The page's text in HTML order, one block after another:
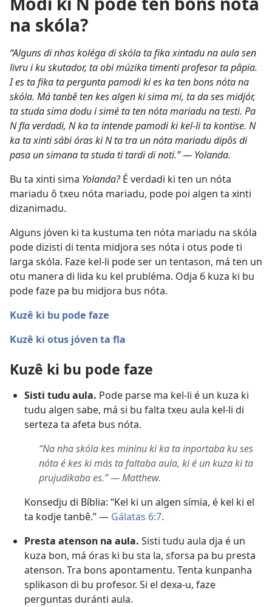
na skóla?
“Alguns di nhas koléga di skóla ta fika xintadu na aula sen
livru i ku skutador, ta obi múzika timenti profesor ta pâpia.
I es ta fika ta pergunta pamodi ki es ka ten bons nóta na
skóla. Má tanbê ten kes algen ki sima mi, ta da ses midjór,
ta studa sima dodu i simé ta ten nóta mariadu na testi. Pa
N fla verdadi, N ka ta intende pamodi ki kel-li ta kontise. N
ka ta xinti sábi óras ki N ta tra un nóta mariadu dipôs di
pasa un simana ta studa ti tardi di noti.” — Yolanda.
Bu ta xinti sima Yolanda?É verdadi ki ten un nóta
mariadu ô txeu nóta mariadu, pode poi algen ta xinti
dizanimadu.
Alguns jóven ki ta kustuma ten nóta mariadu na skóla
pode dizisti di tenta midjora ses nóta i otus pode ti
larga skóla. Faze kel-li pode ser un tentason, má ten un
otu manera di lida ku kel prubléma. Odja 6 kuza ki bu
pode faze pa bu midjora bus nóta.
Kuzê ki bu pode faze
Kuzê ki otus jóven ta fla
Kuzê ki bu pode faze
Sisti tudu aula. Pode parse ma kel-li é un kuza ki
tudu algen sabe, má si bu falta txeu aula kel-li di
serteza ta afeta bus nóta.
“Na nha skóla kes mininu ki ka ta inportaba ku ses
nóta é kes ki más ta faltaba aula, ki é un kuza ki ta
prujudikaba es.” — Matthew.
Konsedju di Bíblia: “Kel ki un algen símia, é kel ki el
ta kodje tanbê.” — Gálatas 6:7.
Presta atenson na aula. Sisti tudu aula dja é un
kuza bon, má óras ki bu sta la, sforsa pa bu presta
atenson. Tra bons apontamentu. Tenta kunpanha
splikason di bu profesor. Si el dexa-u, faze
perguntas duránti aula.